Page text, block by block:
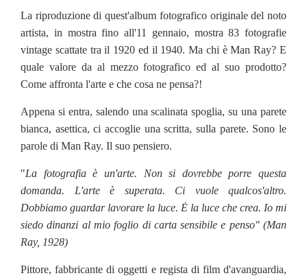
La riproduzione di quest'album fotografico originale del noto
artista, in mostra fino all'11 gennaio, mostra 83 fotografie
vintage scattate tra il 1920 ed il 1940. Ma chi è Man Ray? E
quale valore da al mezzo fotografico ed al suo prodotto?
Come affronta l'arte e che cosa ne pensa?!
Appena si entra, salendo una scalinata spoglia, su una parete
bianca, asettica, ci accoglie una scritta, sulla parete. Sono le
parole di Man Ray. Il suo pensiero.
"La fotografia è un'arte. Non si dovrebbe porre questa
domanda. L'arte è superata. Ci vuole qualcos'altro.
Dobbiamo guardar lavorare la luce. Ė la luce che crea. Io mi
siedo dinanzi al mio foglio di carta sensibile e penso" (Man
Ray, 1928)
Pittore, fabbricante di oggetti e regista di film d'avanguardia,